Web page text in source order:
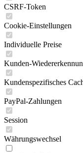
CSRF-Token
Cookie-Einstellungen
Individuelle Preise
Kunden-
Kundenspezifisches
PayPal-Zahlungen
Session
Währungswechsel